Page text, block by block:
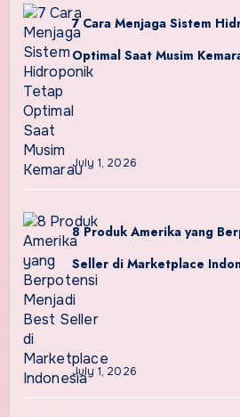
7 Cara Menjaga Sistem
Optimal Saat Musim
July 1, 2026
8 Produk Amerika yang
Seller di Marketplace
July 1, 2026